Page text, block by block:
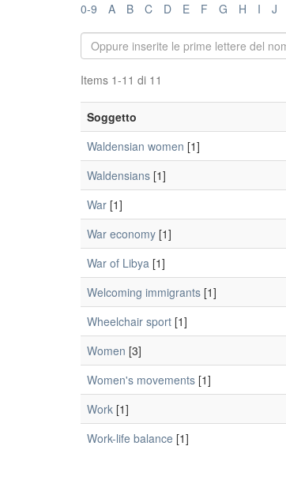
0-9 A B C D E F G H I J
Items 1-11 di 11
Soggetto
Waldensian women [1]
Waldensians [1]
War [1]
War economy [1]
War of Libya [1]
Welcoming immigrants [1]
Wheelchair sport [1]
Women [3]
Women's movements [1]
Work [1]
Work-life balance [1]